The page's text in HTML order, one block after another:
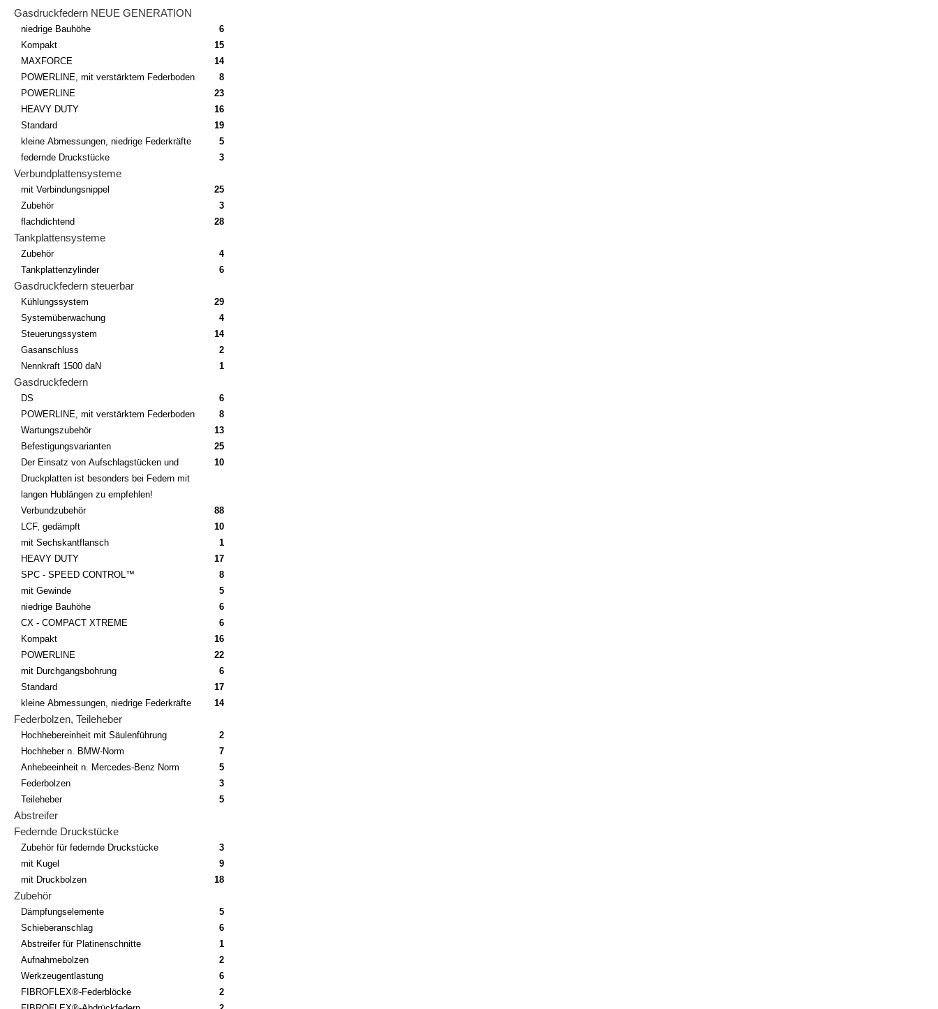
Gasdruckfedern NEUE GENERATION
niedrige Bauhöhe
6
Kompakt
15
MAXFORCE
14
POWERLINE, mit verstärktem Federboden
8
POWERLINE
23
HEAVY DUTY
16
Standard
19
kleine Abmessungen, niedrige Federkräfte
5
federnde Druckstücke
3
Verbundplattensysteme
mit Verbindungsnippel
25
Zubehör
3
flachdichtend
28
Tankplattensysteme
Zubehör
4
Tankplattenzylinder
6
Gasdruckfedern steuerbar
Kühlungssystem
29
Systemüberwachung
4
Steuerungssystem
14
Gasanschluss
2
Nennkraft 1500 daN
1
Gasdruckfedern
DS
6
POWERLINE, mit verstärktem Federboden
8
Wartungszubehör
13
Befestigungsvarianten
25
Der Einsatz von Aufschlagstücken und
Druckplatten ist besonders bei Federn mit
langen Hublängen zu empfehlen!
10
Verbundzubehör
88
LCF, gedämpft
10
mit Sechskantflansch
1
HEAVY DUTY
17
SPC - SPEED CONTROL™
8
mit Gewinde
5
niedrige Bauhöhe
6
CX - COMPACT XTREME
6
Kompakt
16
POWERLINE
22
mit Durchgangsbohrung
6
Standard
17
kleine Abmessungen, niedrige Federkräfte
14
Federbolzen, Teileheber
Hochhebereinheit mit Säulenführung
2
Hochheber n. BMW-Norm
7
Anhebeeinheit n. Mercedes-Benz Norm
5
Federbolzen
3
Teileheber
5
Abstreifer
Federnde Druckstücke
Zubehör für federnde Druckstücke
3
mit Kugel
9
mit Druckbolzen
18
Zubehör
Dämpfungselemente
5
Schieberanschlag
6
Abstreifer für Platinenschnitte
1
Aufnahmebolzen
2
Werkzeugentlastung
6
FIBROFLEX®-Federblöcke
2